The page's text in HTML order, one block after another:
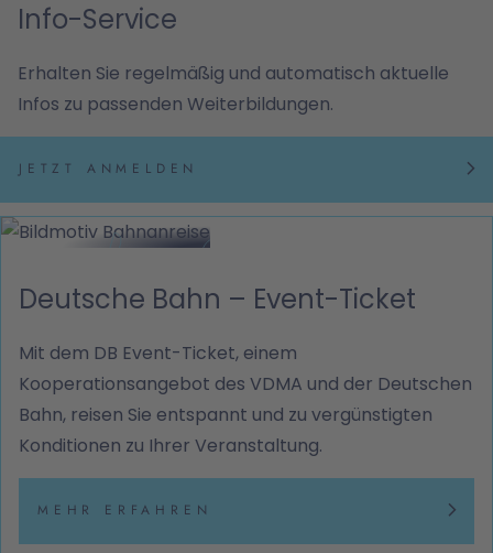
Info-Service
Erhalten Sie regelmäßig und automatisch aktuelle
Infos zu passenden Weiterbildungen.
JETZT ANMELDEN
Deutsche Bahn – Event-Ticket
Mit dem DB Event-Ticket, einem
Kooperationsangebot des VDMA und der Deutschen
Bahn, reisen Sie entspannt und zu vergünstigten
Konditionen zu Ihrer Veranstaltung.
MEHR ERFAHREN